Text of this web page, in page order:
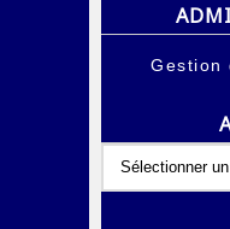
Gestion
Archives